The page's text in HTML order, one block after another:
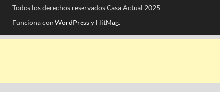
Todos los derechos reservados Casa Actual 2025
Funciona con WordPressy HitMag.